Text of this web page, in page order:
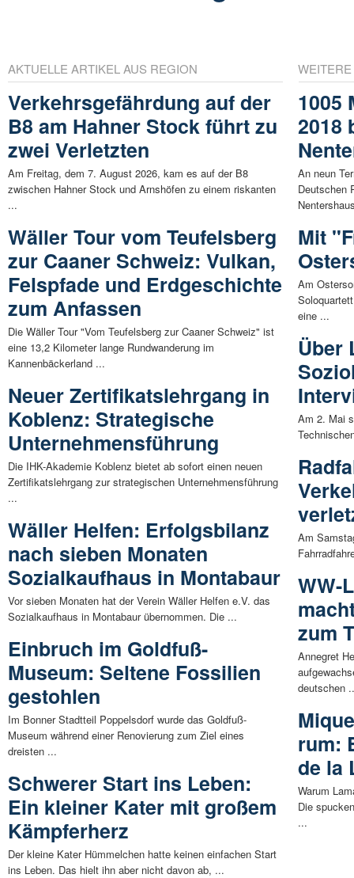
AKTUELLE ARTIKEL AUS REGION
Verkehrsgefährdung auf der
B8 am Hahner Stock führt zu
zwei Verletzten
Am Freitag, dem 7. August 2026, kam es auf der B8
zwischen Hahner Stock und Arnshöfen zu einem riskanten
...
Wäller Tour vom Teufelsberg
zur Caaner Schweiz: Vulkan,
Felspfade und Erdgeschichte
zum Anfassen
Die Wäller Tour "Vom Teufelsberg zur Caaner Schweiz" ist
eine 13,2 Kilometer lange Rundwanderung im
Kannenbäckerland ...
Neuer Zertifikatslehrgang in
Koblenz: Strategische
Unternehmensführung
Die IHK-Akademie Koblenz bietet ab sofort einen neuen
Zertifikatslehrgang zur strategischen Unternehmensführung
...
Wäller Helfen: Erfolgsbilanz
nach sieben Monaten
Sozialkaufhaus in Montabaur
Vor sieben Monaten hat der Verein Wäller Helfen e.V. das
Sozialkaufhaus in Montabaur übernommen. Die ...
Einbruch im Goldfuß-
Museum: Seltene Fossilien
gestohlen
Im Bonner Stadtteil Poppelsdorf wurde das Goldfuß-
Museum während einer Renovierung zum Ziel eines
dreisten ...
Schwerer Start ins Leben:
Ein kleiner Kater mit großem
Kämpferherz
Der kleine Kater Hümmelchen hatte keinen einfachen Start
ins Leben. Das hielt ihn aber nicht davon ab, ...
1005
2018
An neun
Deutschen
Mit
Am
eine ...
Über
Am 2. Mai
Am
WW-
zum
Annegret
deutschen
rum:
de la
Warum
Die
...